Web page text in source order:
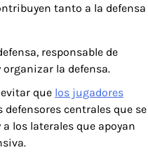
tanto a la defensa
responsable de
la defensa.
que los jugadores
centrales que se
los laterales que apoyan